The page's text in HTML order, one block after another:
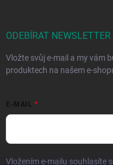
ODEBÍRAT NEWSLETTER
Vložte svůj e-mail a my vám
produktech na našem e-
E-MAIL
Vložením e-mailu souhlasíte